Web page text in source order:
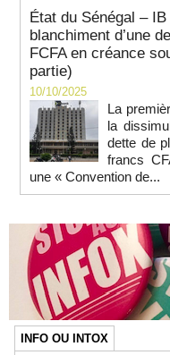
État du Sénégal –
blanchiment d’une
FCFA en créance
partie)
10/10/2025
La
la
dette de
francs
une « Convention de...
INFO OU INTOX